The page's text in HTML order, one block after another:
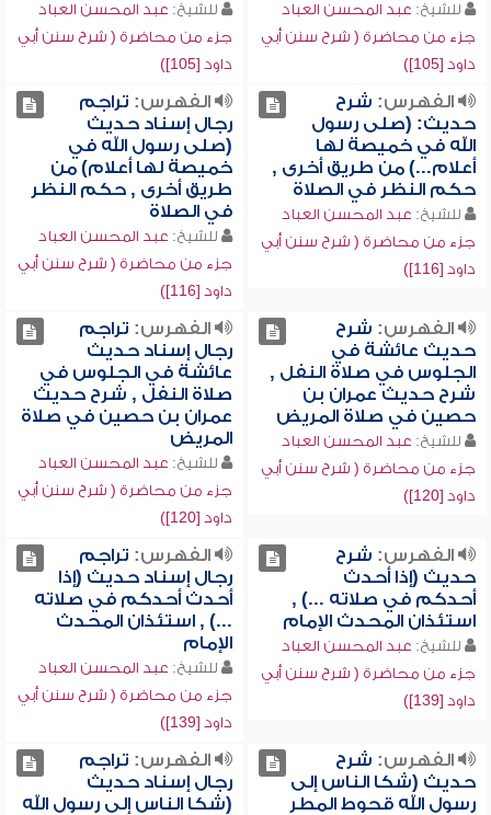
للشيخ: عبد المحسن العباد
جزء من محاضرة ( شرح سنن أبي
داود [105])
للشيخ: عبد المحسن العباد
جزء من محاضرة ( شرح سنن أبي
داود [105])
الفهرس: شرح
حديث: (صلى رسول
الله في خميصة لها
أعلام...) من طريق أخرى ,
حكم النظر في الصلاة
للشيخ: عبد المحسن العباد
جزء من محاضرة ( شرح سنن أبي
داود [116])
الفهرس: تراجم
رجال إسناد حديث
(صلى رسول الله في
خميصة لها أعلام) من
طريق أخرى , حكم النظر
في الصلاة
للشيخ: عبد المحسن العباد
جزء من محاضرة ( شرح سنن أبي
داود [116])
الفهرس: شرح
حديث عائشة في
الجلوس في صلاة النفل ,
شرح حديث عمران بن
حصين في صلاة المريض
للشيخ: عبد المحسن العباد
جزء من محاضرة ( شرح سنن أبي
داود [120])
الفهرس: تراجم
رجال إسناد حديث
عائشة في الجلوس في
صلاة النفل , شرح حديث
عمران بن حصين في صلاة
المريض
للشيخ: عبد المحسن العباد
جزء من محاضرة ( شرح سنن أبي
داود [120])
الفهرس: شرح
حديث (إذا أحدث
أحدكم في صلاته ...) ,
استئذان المحدث الإمام
للشيخ: عبد المحسن العباد
جزء من محاضرة ( شرح سنن أبي
داود [139])
الفهرس: تراجم
رجال إسناد حديث (إذا
أحدث أحدكم في صلاته
...) , استئذان المحدث
الإمام
للشيخ: عبد المحسن العباد
جزء من محاضرة ( شرح سنن أبي
داود [139])
الفهرس: شرح
حديث (شكا الناس إلى
رسول الله قحوط المطر
الفهرس: تراجم
رجال إسناد حديث
(شكا الناس إلى رسول الله